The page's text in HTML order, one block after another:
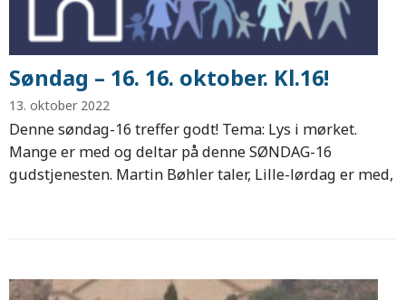
Søndag – 16. 16. oktober. Kl.16!
13. oktober 2022
Denne søndag-16 treffer godt! Tema: Lys i mørket.
Mange er med og deltar på denne SØNDAG-16
gudstjenesten. Martin Bøhler taler, Lille-lørdag er med,